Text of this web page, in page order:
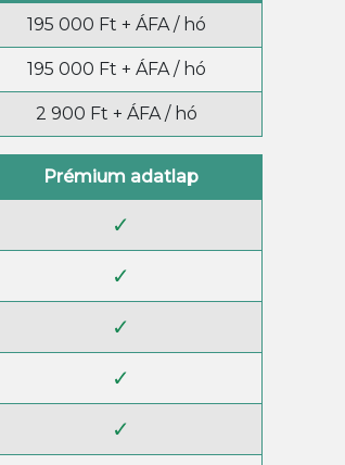
195 000 Ft + ÁFA / hó
195 000 Ft + ÁFA / hó
2 900 Ft + ÁFA / hó
Prémium adatlap
✓
✓
✓
✓
✓